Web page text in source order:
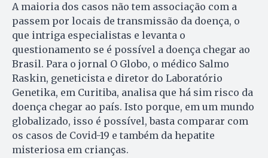
A maioria dos casos não tem associação com a
passem por locais de transmissão da doença, o
que intriga especialistas e levanta o
questionamento se é possível a doença chegar ao
Brasil. Para o jornal O Globo, o médico Salmo
Raskin, geneticista e diretor do Laboratório
Genetika, em Curitiba, analisa que há sim risco da
doença chegar ao país. Isto porque, em um mundo
globalizado, isso é possível, basta comparar com
os casos de Covid-19 e também da hepatite
misteriosa em crianças.